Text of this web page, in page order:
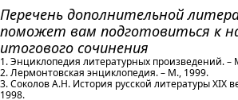
Перечень дополнительной
поможет вам подготовиться к
итогового сочинения
1. Энциклопедия литературных произведений. –
2. Лермонтовская энциклопедия. – М., 1999.
3. Соколов А.Н. История русской литературы XIX
1998.